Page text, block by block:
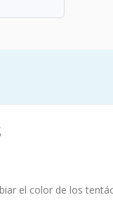
el color de los